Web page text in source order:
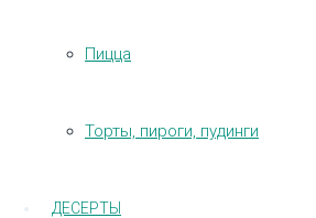
Пицца
Торты, пироги, пудинги
ДЕСЕРТЫ